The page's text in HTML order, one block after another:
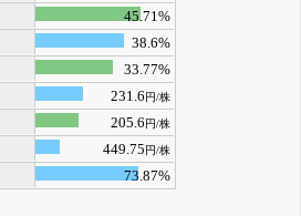
45.71%
38.6%
33.77%
231.6円/株
205.6円/株
449.75円/株
73.87%